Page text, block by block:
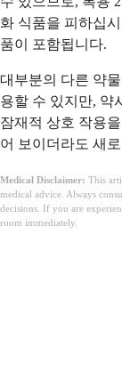
화 식품을 피하십
품이 포함됩니다.
대부분의 다른 약
용할 수 있지만, 약
잠재적 상호 작용
어 보이더라도 새
Medical Disclaimer: This
medical advice. Always
decisions. If you are
room immediately.